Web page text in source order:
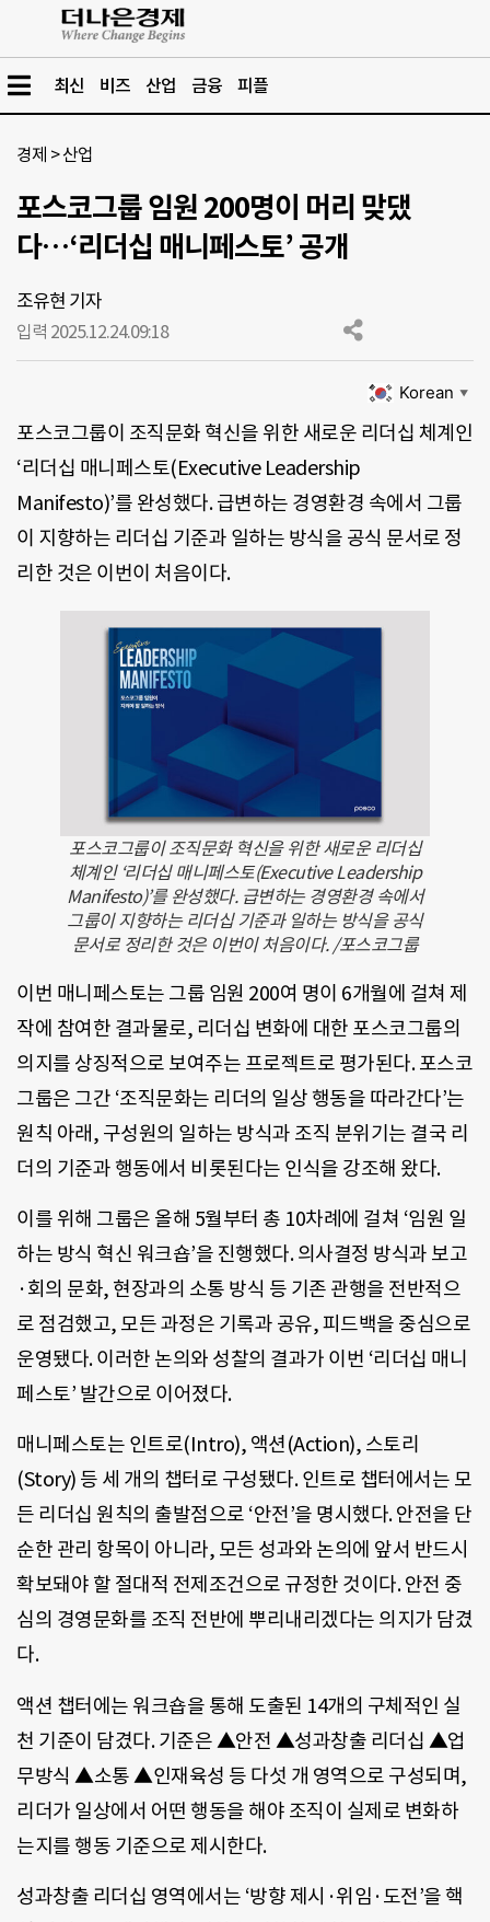
최신 비즈 산업 금융 피플
경제 >산업
포스코그룹 임원 200명이 머리 맞댔
다…‘리더십 매니페스토’ 공개
조유현 기자
입력 2025.12.24.09:18
Korean ▼
포스코그룹이 조직문화 혁신을 위한 새로운 리더십 체계인
‘리더십 매니페스토(Executive Leadership
Manifesto)’를 완성했다. 급변하는 경영환경 속에서 그룹
이 지향하는 리더십 기준과 일하는 방식을 공식 문서로 정
리한 것은 이번이 처음이다.
포스코그룹이 조직문화 혁신을 위한 새로운 리더십
체계인 ‘리더십 매니페스토(Executive Leadership
Manifesto)’를 완성했다. 급변하는 경영환경 속에서
그룹이 지향하는 리더십 기준과 일하는 방식을 공식
문서로 정리한 것은 이번이 처음이다. /포스코그룹
이번 매니페스토는 그룹 임원 200여 명이 6개월에 걸쳐 제
작에 참여한 결과물로, 리더십 변화에 대한 포스코그룹의
의지를 상징적으로 보여주는 프로젝트로 평가된다. 포스코
그룹은 그간 ‘조직문화는 리더의 일상 행동을 따라간다’는
원칙 아래, 구성원의 일하는 방식과 조직 분위기는 결국 리
더의 기준과 행동에서 비롯된다는 인식을 강조해 왔다.
이를 위해 그룹은 올해 5월부터 총 10차례에 걸쳐 ‘임원 일
하는 방식 혁신 워크숍’을 진행했다. 의사결정 방식과 보고
·회의 문화, 현장과의 소통 방식 등 기존 관행을 전반적으
로 점검했고, 모든 과정은 기록과 공유, 피드백을 중심으로
운영됐다. 이러한 논의와 성찰의 결과가 이번 ‘리더십 매니
페스토’ 발간으로 이어졌다.
매니페스토는 인트로(Intro), 액션(Action), 스토리
(Story) 등 세 개의 챕터로 구성됐다. 인트로 챕터에서는 모
든 리더십 원칙의 출발점으로 ‘안전’을 명시했다. 안전을 단
순한 관리 항목이 아니라, 모든 성과와 논의에 앞서 반드시
확보돼야 할 절대적 전제조건으로 규정한 것이다. 안전 중
심의 경영문화를 조직 전반에 뿌리내리겠다는 의지가 담겼
다.
액션 챕터에는 워크숍을 통해 도출된 14개의 구체적인 실
천 기준이 담겼다. 기준은 ▲안전 ▲성과창출 리더십 ▲업
무방식 ▲소통 ▲인재육성 등 다섯 개 영역으로 구성되며,
리더가 일상에서 어떤 행동을 해야 조직이 실제로 변화하
는지를 행동 기준으로 제시한다.
성과창출 리더십 영역에서는 ‘방향 제시·위임·도전’을 핵